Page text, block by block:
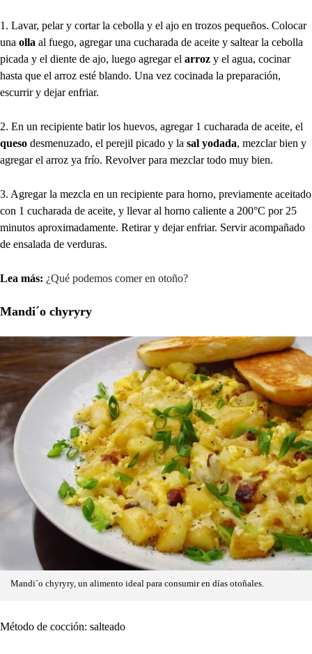
1. Lavar, pelar y cortar la cebolla y el ajo en trozos pequeños. Colocar
una olla al fuego, agregar una cucharada de aceite y saltear la cebolla
picada y el diente de ajo, luego agregar el arroz y el agua, cocinar
hasta que el arroz esté blando. Una vez cocinada la preparación,
escurrir y dejar enfriar.
2. En un recipiente batir los huevos, agregar 1 cucharada de aceite, el
queso desmenuzado, el perejil picado y la sal yodada, mezclar bien y
agregar el arroz ya frío. Revolver para mezclar todo muy bien.
3. Agregar la mezcla en un recipiente para horno, previamente aceitado
con 1 cucharada de aceite, y llevar al horno caliente a 200°C por 25
minutos aproximadamente. Retirar y dejar enfriar. Servir acompañado
de ensalada de verduras.
Lea más: ¿Qué podemos comer en otoño?
Mandi´o chyryry
Mandi´o chyryry, un alimento ideal para consumir en días otoñales.
Método de cocción: salteado